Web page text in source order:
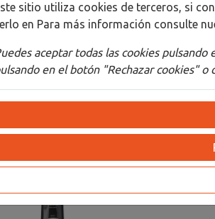
sitio utiliza cookies de terceros, si
en Para más información consulte
aceptar todas las cookies
en el botón "Rechazar cookies"